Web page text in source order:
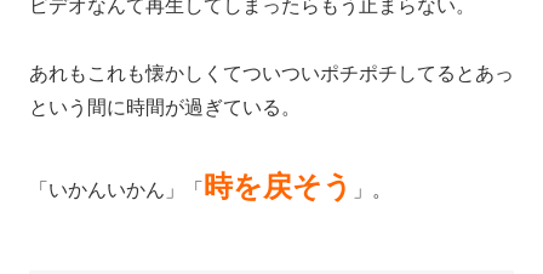
ビデオなんて再生してしまったらもう止まらない。
あれもこれも懐かしくてついついポチポチしてるとあっ
という間に時間が過ぎている。
「いかんいかん」「 時を戻そう 」。